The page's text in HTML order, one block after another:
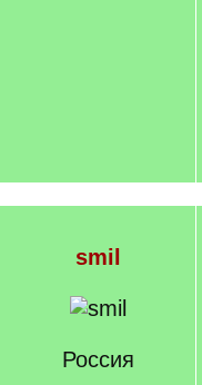
smil
Россия